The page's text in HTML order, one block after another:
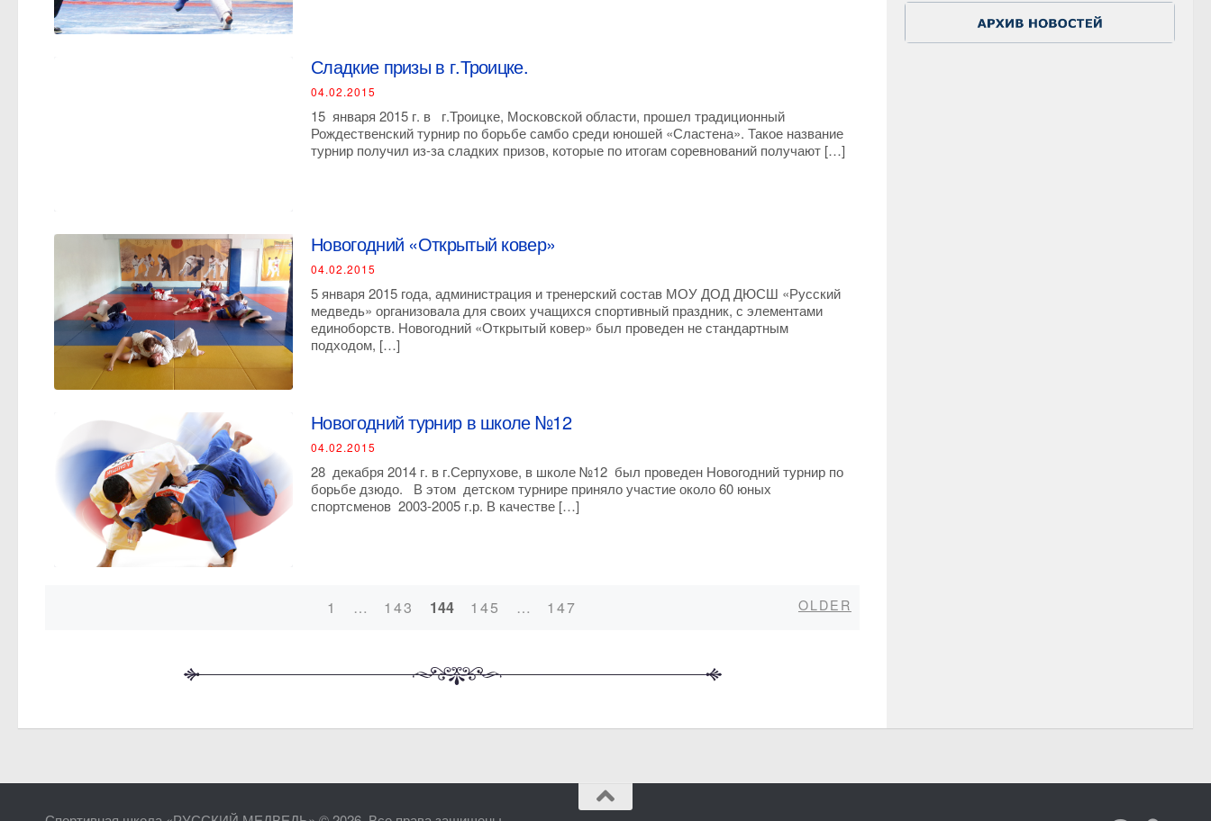
Сладкие призы в г.Троицке.
04.02.2015
15 января 2015 г. в г.Троицке, Московской области, прошел традиционный
Рождественский турнир по борьбе самбо среди юношей «Сластена». Такое название
турнир получил из-за сладких призов, которые по итогам соревнований получают […]
Новогодний «Открытый ковер»
04.02.2015
5 января 2015 года, администрация и тренерский состав МОУ ДОД ДЮСШ «Русский
медведь» организовала для своих учащихся спортивный праздник, с элементами
единоборств. Новогодний «Открытый ковер» был проведен не стандартным
подходом, […]
Новогодний турнир в школе №12
04.02.2015
28 декабря 2014 г. в г.Серпухове, в школе №12 был проведен Новогодний турнир по
борьбе дзюдо. В этом детском турнире приняло участие около 60 юных
спортсменов 2003-2005 г.р. В качестве […]
1 … 143 144 145 … 147 OLDER